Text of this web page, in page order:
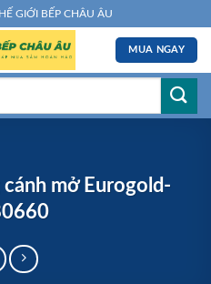
GIỚI BẾP CHÂU ÂU
MUA NGAY
mở Eurogold-